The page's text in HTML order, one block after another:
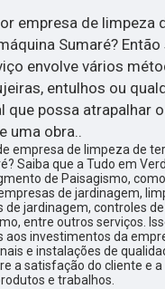
empresa de limpeza
Sumaré? Então
envolve vários
entulhos ou
que possa atrapalhar o
uma obra..
empresa de limpeza de
Saiba que a Tudo em
de Paisagismo,
de jardinagem,
de jardinagem, controles
entre outros serviços.
aos investimentos da
e instalações de
a satisfação do cliente e a
e trabalhos.